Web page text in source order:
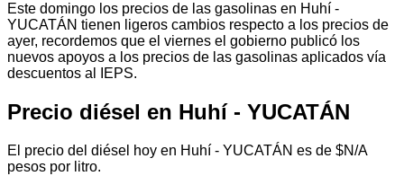
Este domingo los precios de las gasolinas en Huhí -
YUCATÁN tienen ligeros cambios respecto a los precios de
ayer, recordemos que el viernes el gobierno publicó los
nuevos apoyos a los precios de las gasolinas aplicados vía
descuentos al IEPS.
Precio diésel en Huhí - YUCATÁN
El precio del diésel hoy en Huhí - YUCATÁN es de $N/A
pesos por litro.